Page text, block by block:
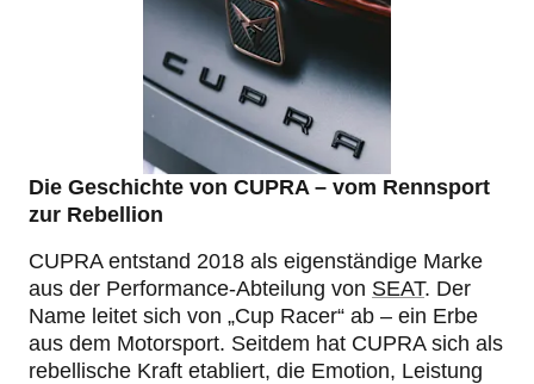
Die Geschichte von CUPRA – vom Rennsport
zur Rebellion
CUPRA entstand 2018 als eigenständige Marke
aus der Performance-Abteilung von SEAT. Der
Name leitet sich von „Cup Racer“ ab – ein Erbe
aus dem Motorsport. Seitdem hat CUPRA sich als
rebellische Kraft etabliert, die Emotion, Leistung